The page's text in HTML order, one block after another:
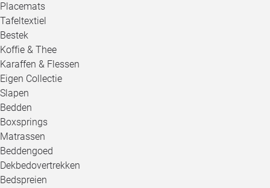
Placemats
Tafeltextiel
Bestek
Koffie & Thee
Karaffen & Flessen
Eigen Collectie
Slapen
Bedden
Boxsprings
Matrassen
Beddengoed
Dekbedovertrekken
Bedspreien